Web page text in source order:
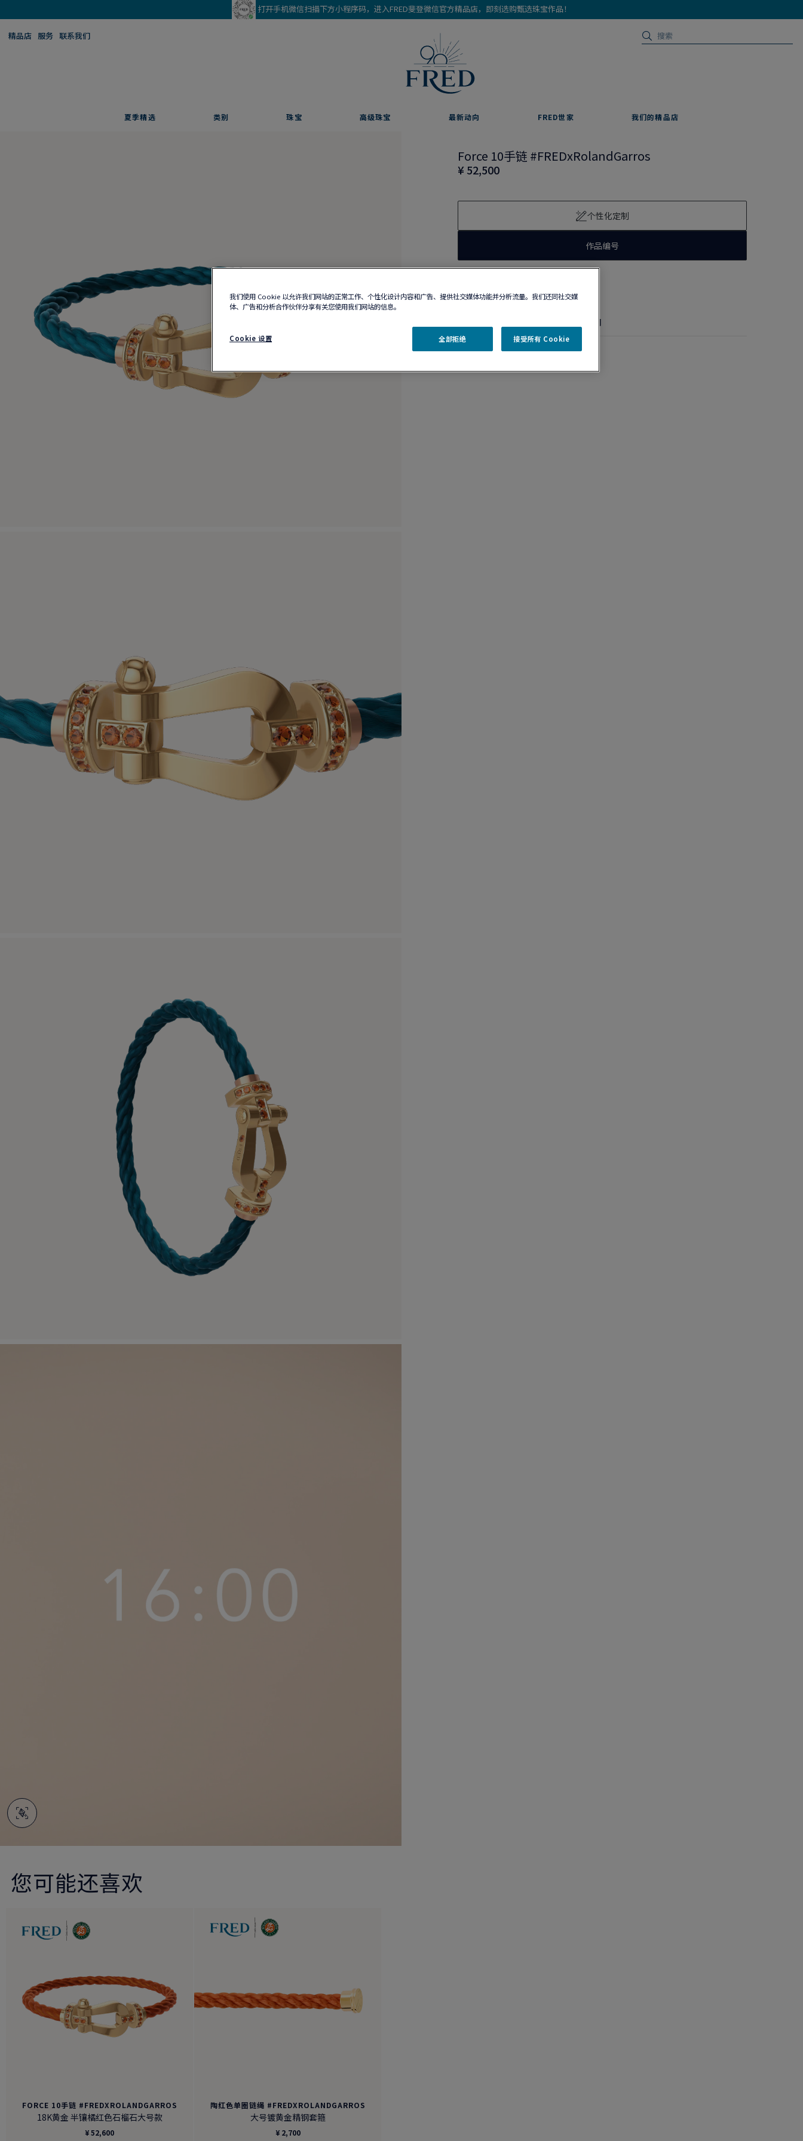
打开手机微信扫描下方小程序码，进入FRED斐登微信官方精品店，即刻选购甄选珠宝作品！
精品店 服务 联系我们
夏季精选 类别 珠宝 高级珠宝 最新动向 FRED世家 我们的精品店
Force 10手链 #FREDxRolandGarros
¥ 52,500
个性化定制
作品编号
保养说明
18K黄金 半镶橘红色石榴石大号款
您可能还喜欢
FORCE 10手链 #FREDXROLANDGARROS
18K黄金 半镶橘红色石榴石大号款
¥ 52,600
陶红色单圈链绳 #FREDXROLANDGARROS
大号镀黄金精钢套箍
¥ 2,700
我们使用 Cookie 以允许我们网站的正常工作、个性化设计内容和广告、提供社交媒体功能并分析流量。我们还同社交媒
体、广告和分析合作伙伴分享有关您使用我们网站的信息。
Cookie 设置 全部拒绝 接受所有 Cookie